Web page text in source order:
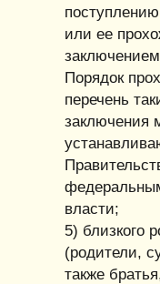
или ее
Порядок
перечень
заключения
власти;
5) близкого
(родители,
также